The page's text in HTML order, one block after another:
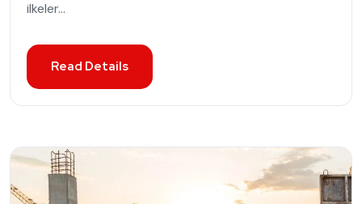
ilkeler...
Read Details